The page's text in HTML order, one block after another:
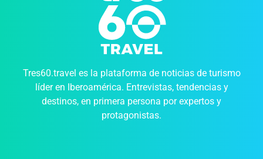
Tres60.travel es la plataforma de noticias de turismo
líder en Iberoamérica. Entrevistas, tendencias y
destinos, en primera persona por expertos y
protagonistas.